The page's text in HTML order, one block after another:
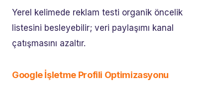
Yerel kelimede reklam testi organik öncelik
listesini besleyebilir; veri paylaşımı kanal
çatışmasını azaltır.
Google İşletme Profili Optimizasyonu